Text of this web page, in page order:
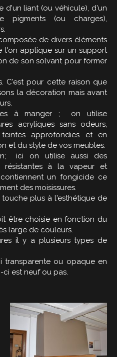
d'un liant (ou véhicule), d'un
pigments (ou charges),
de divers éléments
l'on applique sur un support
de son solvant pour former
C'est pour cette raison que
la décoration mais avant
à manger ; on utilise
acryliques sans odeurs,
approfondies et en
et du style de vos meubles.
ici on utilise aussi des
résistantes à la vapeur et
un fongicide ce
des moisissures.
plus à l'esthétique de
être choisie en fonction du
large de couleurs.
il y a plusieurs types de
transparente ou opaque en
est neuf ou pas.